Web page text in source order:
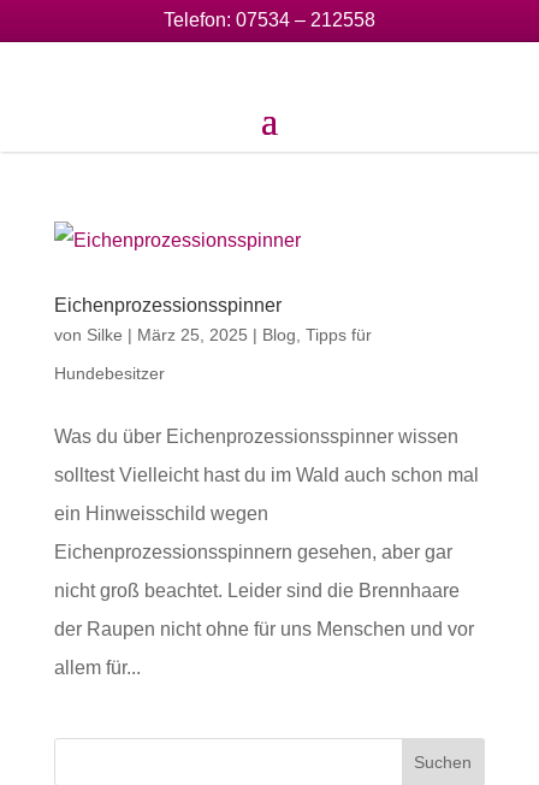
Telefon: 07534 – 212558
Eichenprozessionsspinner
von Silke | März 25, 2025 | Blog Tipps für
Hundebesitzer
Was du über Eichenprozessionsspinner wissen
solltest Vielleicht hast du im Wald auch schon mal
ein Hinweisschild wegen
Eichenprozessionsspinnern gesehen, aber gar
nicht groß beachtet. Leider sind die Brennhaare
der Raupen nicht ohne für uns Menschen und vor
allem für...
Suchen